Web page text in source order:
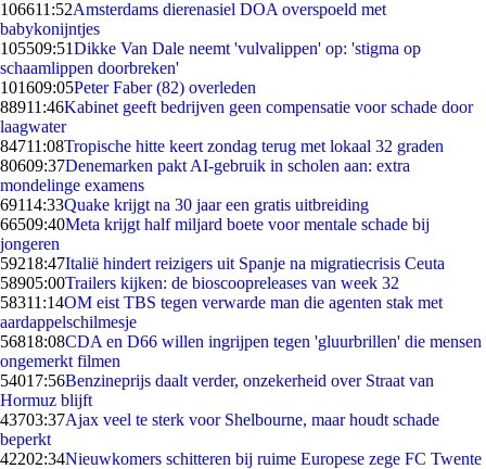
106611:52Amsterdams dierenasiel DOA overspoeld met
babykonijntjes
105509:51Dikke Van Dale neemt 'vulvalippen' op: 'stigma op
schaamlippen doorbreken'
101609:05Peter Faber (82) overleden
88911:46Kabinet geeft bedrijven geen compensatie voor schade door
laagwater
84711:08Tropische hitte keert zondag terug met lokaal 32 graden
80609:37Denemarken pakt AI-gebruik in scholen aan: extra
mondelinge examens
69114:33Quake krijgt na 30 jaar een gratis uitbreiding
66509:40Meta krijgt half miljard boete voor mentale schade bij
jongeren
59218:47Italië hindert reizigers uit Spanje na migratiecrisis Ceuta
58905:00Trailers kijken: de bioscoopreleases van week 32
58311:14OM eist TBS tegen verwarde man die agenten stak met
aardappelschilmesje
56818:08CDA en D66 willen ingrijpen tegen 'gluurbrillen' die mensen
ongemerkt filmen
54017:56Benzineprijs daalt verder, onzekerheid over Straat van
Hormuz blijft
43703:37Ajax veel te sterk voor Shelbourne, maar houdt schade
beperkt
42202:34Nieuwkomers schitteren bij ruime Europese zege FC Twente